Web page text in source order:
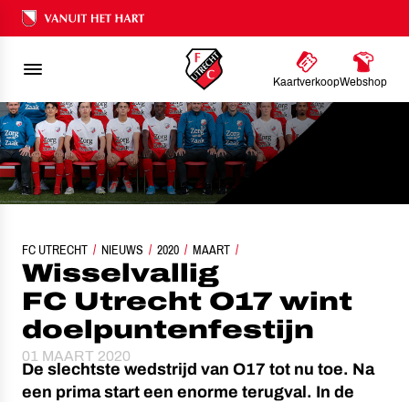
Ons nalatenschap
KaartverkoopWebshop
FC UTRECHT NIEUWS 2020 MAART
WISSELVALLIG FC UTRECHT O17 WINT DOELPUNTENFESTIJN
Wisselvallig
FC Utrecht O17 wint
doelpuntenfestijn
01 MAART 2020
De slechtste wedstrijd van O17 tot nu toe. Na
een prima start een enorme terugval. In de